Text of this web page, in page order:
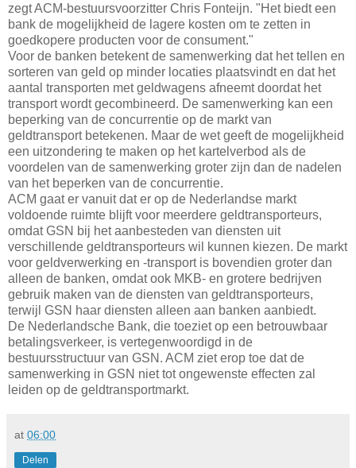
zegt ACM-bestuursvoorzitter Chris Fonteijn. "Het biedt een
bank de mogelijkheid de lagere kosten om te zetten in
goedkopere producten voor de consument."
Voor de banken betekent de samenwerking dat het tellen en
sorteren van geld op minder locaties plaatsvindt en dat het
aantal transporten met geldwagens afneemt doordat het
transport wordt gecombineerd. De samenwerking kan een
beperking van de concurrentie op de markt van
geldtransport betekenen. Maar de wet geeft de mogelijkheid
een uitzondering te maken op het kartelverbod als de
voordelen van de samenwerking groter zijn dan de nadelen
van het beperken van de concurrentie.
ACM gaat er vanuit dat er op de Nederlandse markt
voldoende ruimte blijft voor meerdere geldtransporteurs,
omdat GSN bij het aanbesteden van diensten uit
verschillende geldtransporteurs wil kunnen kiezen. De markt
voor geldverwerking en -transport is bovendien groter dan
alleen de banken, omdat ook MKB- en grotere bedrijven
gebruik maken van de diensten van geldtransporteurs,
terwijl GSN haar diensten alleen aan banken aanbiedt.
De Nederlandsche Bank, die toeziet op een betrouwbaar
betalingsverkeer, is vertegenwoordigd in de
bestuursstructuur van GSN. ACM ziet erop toe dat de
samenwerking in GSN niet tot ongewenste effecten zal
leiden op de geldtransportmarkt.
at 06:00
Delen